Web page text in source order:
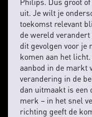
uit. Je wilt je
toekomst relevant
de wereld
dit gevolgen voor je
komen aan het
aanbod in de markt
verandering in de
dan uitmaakt is
merk – in het snel
richting geeft de